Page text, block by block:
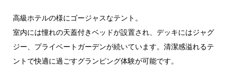
高級ホテルの様にゴージャスなテント。
室内には憧れの天蓋付きベッドが設置され、デッキにはジャグ
ジー、プライベートガーデンが続いています。清潔感溢れるテ
ントで快適に過ごすグランピング体験が可能です。